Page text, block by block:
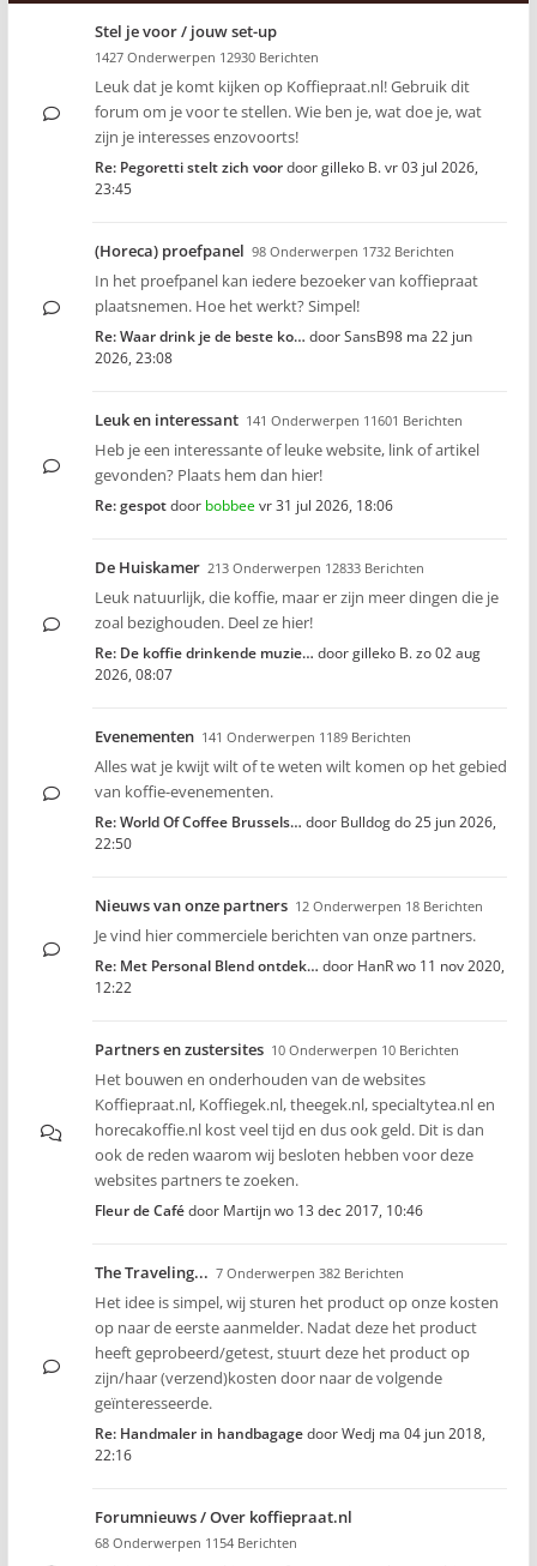
Stel je voor / jouw set-up
1427 Onderwerpen 12930 Berichten
Leuk dat je komt kijken op Koffiepraat.nl! Gebruik dit
forum om je voor te stellen. Wie ben je, wat doe je, wat
zijn je interesses enzovoorts!
Re: Pegoretti stelt zich voordoorgilleko B.vr 03 jul 2026,
23:45
(Horeca) proefpanel 98 Onderwerpen 1732 Berichten
In het proefpanel kan iedere bezoeker van koffiepraat
plaatsnemen. Hoe het werkt? Simpel!
Re: Waar drink je de beste ko… doorSansB98 ma 22 jun
2026, 23:08
Leuk en interessant 141 Onderwerpen 11601 Berichten
Heb je een interessante of leuke website, link of artikel
gevonden? Plaats hem dan hier!
Re: gespotdoor bobbeevr 31 jul 2026, 18:06
De Huiskamer 213 Onderwerpen 12833 Berichten
Leuk natuurlijk, die koffie, maar er zijn meer dingen die je
zoal bezighouden. Deel ze hier!
Re: De koffie drinkende muzie… doorgilleko B.zo 02 aug
2026, 08:07
Evenementen 141 Onderwerpen 1189 Berichten
Alles wat je kwijt wilt of te weten wilt komen op het gebied
van koffie-evenementen.
Re: World Of Coffee Brussels… door Bulldogdo 25 jun 2026,
22:50
Nieuws van onze partners 12 Onderwerpen 18 Berichten
Je vind hier commerciele berichten van onze partners.
Re: Met Personal Blend ontdek… door HanRwo 11 nov 2020,
12:22
Partners en zustersites 10 Onderwerpen 10 Berichten
Het bouwen en onderhouden van de websites
Koffiepraat.nl, Koffiegek.nl, theegek.nl, specialtytea.nl en
horecakoffie.nl kost veel tijd en dus ook geld. Dit is dan
ook de reden waarom wij besloten hebben voor deze
websites partners te zoeken.
Fleur de Cafédoor Martijnwo 13 dec 2017, 10:46
The Traveling... 7 Onderwerpen 382 Berichten
Het idee is simpel, wij sturen het product op onze kosten
op naar de eerste aanmelder. Nadat deze het product
heeft geprobeerd/getest, stuurt deze het product op
zijn/haar (verzend)kosten door naar de volgende
geïnteresseerde.
Re: Handmaler in handbagagedoorWedj ma 04 jun 2018,
22:16
Forumnieuws / Over koffiepraat.nl
68 Onderwerpen 1154 Berichten